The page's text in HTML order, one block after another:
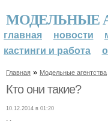
МОДЕЛЬНЫЕ
главная новости
кастинги и работа
Главная » Модельные агентства
Кто они такие?
10.12.2014 в 01:20